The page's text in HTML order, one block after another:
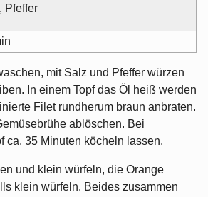
Pfeffer
mit Salz und Pfeffer würzen
In einem Topf das Öl heiß werden
Filet rundherum braun anbraten.
ablöschen. Bei
ca. 35 Minuten köcheln lassen.
und klein würfeln, die Orange
klein würfeln. Beides zusammen